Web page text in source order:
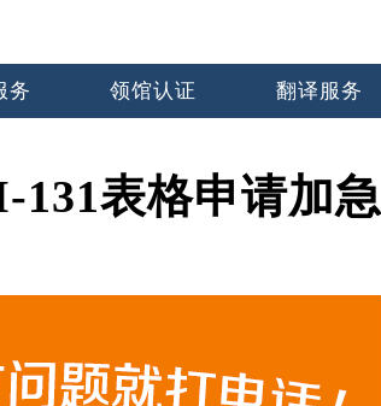
务 领馆认证 翻译服务
131表格申请加急